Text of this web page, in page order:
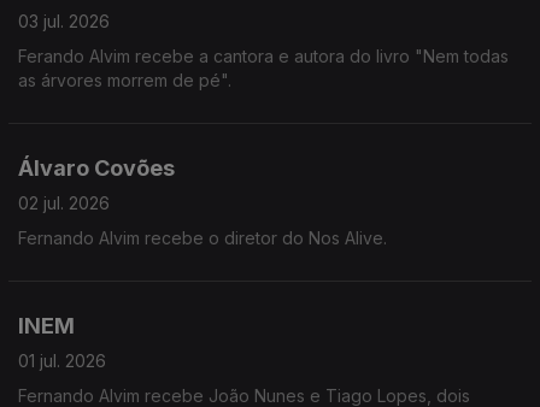
03 jul. 2026
Ferando Alvim recebe a cantora e autora do livro "Nem todas
as árvores morrem de pé".
Álvaro Covões
02 jul. 2026
Fernando Alvim recebe o diretor do Nos Alive.
INEM
01 jul. 2026
Fernando Alvim recebe João Nunes e Tiago Lopes, dois